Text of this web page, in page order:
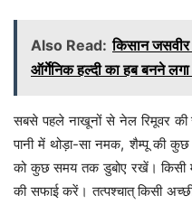
Also Read: किसान
ऑर्गेनिक हल्दी का हब बनने लगा
सबसे पहले नाखूनों से नेल रिमूवर की
पानी में थोड़ा-सा नमक, शैम्पू की
को कुछ समय तक डुबोए रखें। किसी
की सफाई करें। तत्पश्चात् किसी